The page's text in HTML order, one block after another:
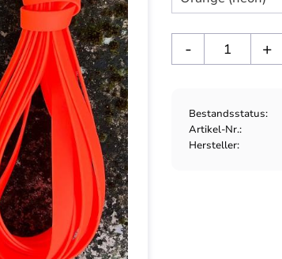
+
-
Bestandsstatus
Artikel-Nr.
Hersteller